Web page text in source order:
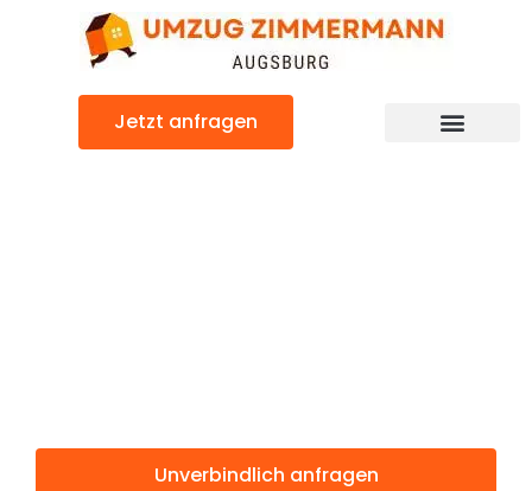
Jetzt anfragen
Unverbindlich anfragen